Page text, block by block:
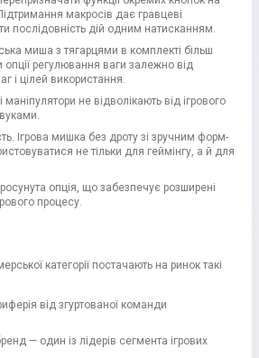
макросів дає гравцеві
послідовність дій одним натисканням.
миша з тягарцями в комплекті більш
опції регулювання ваги залежно від
і цілей використання.
не відволікають від ігрового
Ігрова мишка без дроту зі зручним форм-
не тільки для геймінгу, а й для
опція, що забезпечує розширені
процесу.
категорії постачають на ринок такі
від згуртованої команди
— один із лідерів сегмента ігрових